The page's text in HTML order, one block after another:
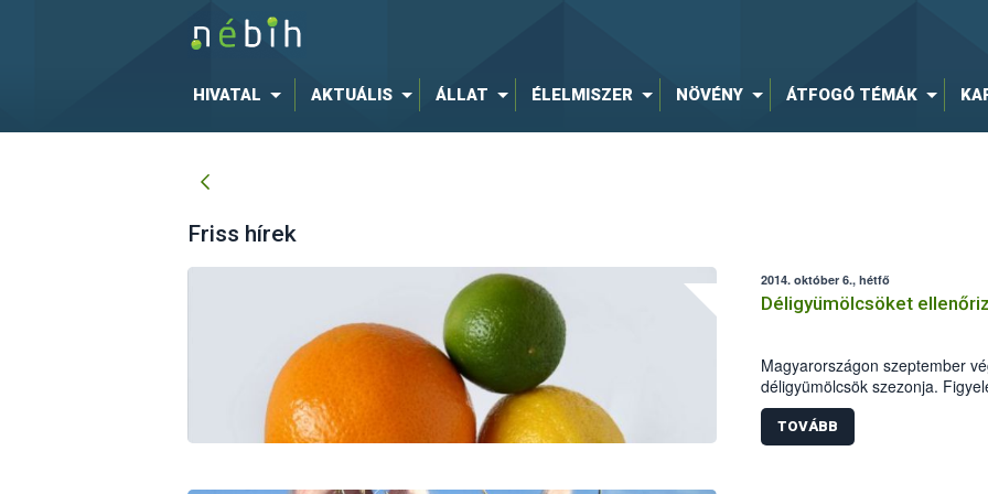
HIVATAL AKTUÁLIS ÁLLAT ÉLELMISZER NÖVÉNY ÁTFOGÓ TÉMÁK
Friss hírek
2014. október 6., hétfő
Déligyümölcsöket
Magyarországon szeptember
déligyümölcsök szezonja.
minősége a szezon kezdeti
Fazekas Sándor
kiemelten ellenőrizze e
TOVÁBB